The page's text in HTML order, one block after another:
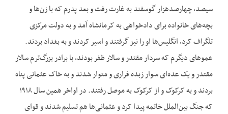
سیصد، چهارصدهزار گوسفند به غارت رفت و بعد پدرم که با زن‌‌ها و
بچه‌‌های خانواده برای دادخواهی به کرمانشاه آمد و به دولت مرکزی
تلگراف کرد، انگلیس‌‌ها او را نیز گرفتند و اسیر کردند و به بغداد بردند.
عموهای دیگرم که سردار مقتدر و سالار ظفر بودند، با برادر بزرگ‌‌ترم سالار
مقتدر و یک عده‌‌ای سوار زبده فراری و متوار شدند و به خاک عثمانی پناه
بردند و به کرکوک و از کرکوک به موصل رفتند. در اواخر همین سال ۱۹۱۸
که جنگ بین‌‌الملل خاتمه پیدا کرد و عثمانی‌‌ها هم تسلیم شدند و قوای